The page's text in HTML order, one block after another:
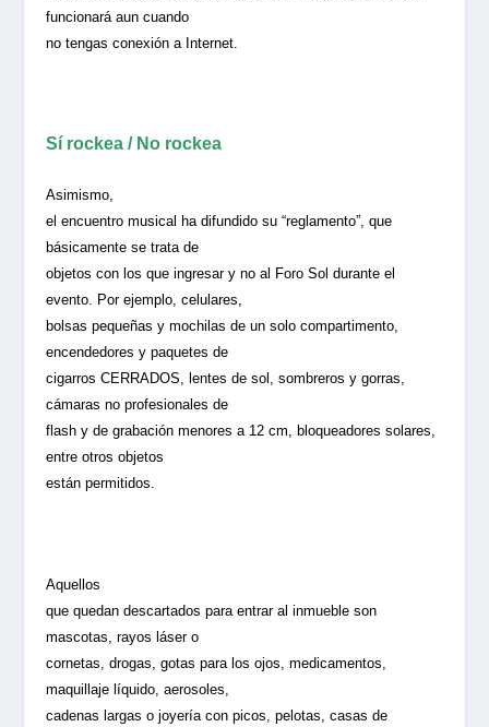
funcionará aun cuando
no tengas conexión a Internet.
Sí rockea / No rockea
Asimismo,
el encuentro musical ha difundido su “reglamento”, que
básicamente se trata de
objetos con los que ingresar y no al Foro Sol durante el
evento. Por ejemplo, celulares,
bolsas pequeñas y mochilas de un solo compartimento,
encendedores y paquetes de
cigarros CERRADOS, lentes de sol, sombreros y gorras,
cámaras no profesionales de
flash y de grabación menores a 12 cm, bloqueadores solares,
entre otros objetos
están permitidos.
Aquellos
que quedan descartados para entrar al inmueble son
mascotas, rayos láser o
cornetas, drogas, gotas para los ojos, medicamentos,
maquillaje líquido, aerosoles,
cadenas largas o joyería con picos, pelotas, casas de